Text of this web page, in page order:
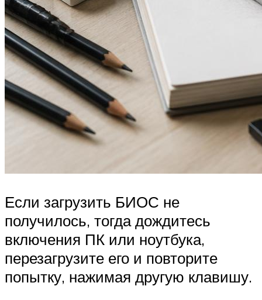
Если загрузить БИОС не
получилось, тогда дождитесь
включения ПК или ноутбука,
перезагрузите его и повторите
попытку, нажимая другую клавишу.